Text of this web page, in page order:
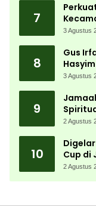
7
3 Agustus
8
Gus
Hasyim
3 Agustus
9
2 Agustus
10
Cup di
2 Agustus